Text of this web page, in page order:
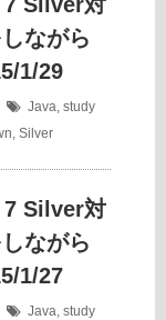
ながら
1/29
Java, study
, Silver
7 Silver対
ながら
1/27
Java, study